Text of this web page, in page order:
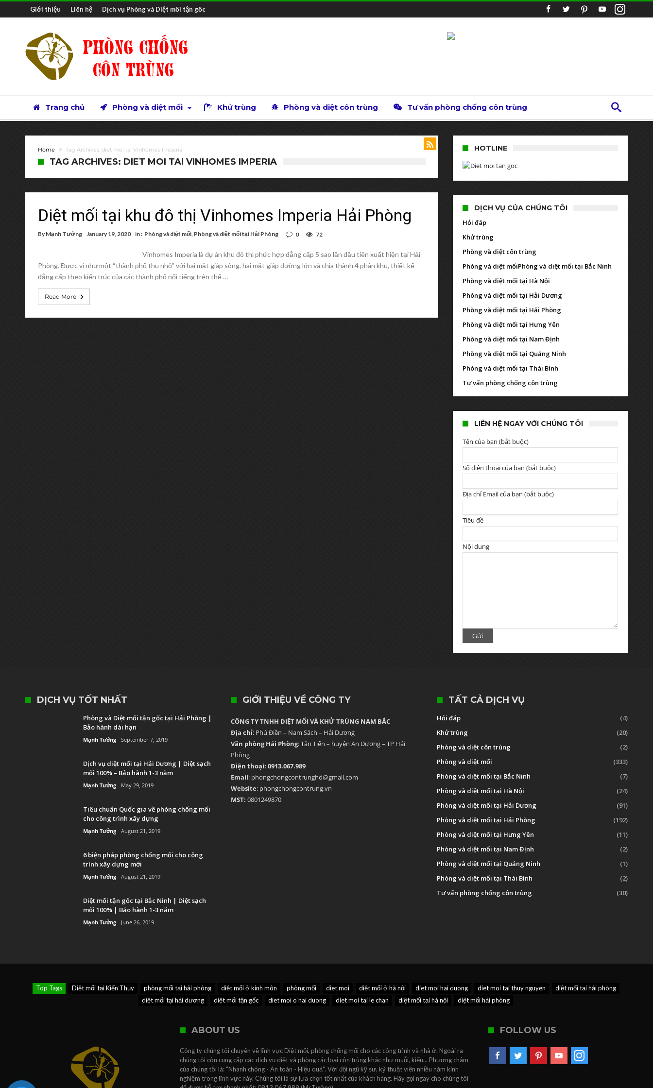
Giới thiệu Liên hệ Dịch vụ Phòng và Diệt mối tận gốc
Trang chủ Phòng và diệt mối Khử trùng Phòng và diệt côn trùng Tư vấn phòng chống côn trùng
Home Tag Archives: diet moi tai Vinhomes Imperia
TAG ARCHIVES: DIET MOI TAI VINHOMES IMPERIA
Diệt mối tại khu đô thị Vinhomes Imperia Hải Phòng
By Mạnh Tưởng January 19, 2020 in : Phòng và diệt mối, Phòng và diệt mối tại Hải Phòng 0 72
Vinhomes Imperia là dự án khu đô thị phức hợp đẳng cấp 5 sao lần đầu tiên xuất hiện tại Hải
Phòng. Được ví như một “thành phố thu nhỏ” với hai mặt giáp sông, hai mặt giáp đường lớn và chia thành 4 phân khu, thiết kế
đẳng cấp theo kiến trúc của các thành phố nổi tiếng trên thế …
Read More
HOTLINE
DỊCH VỤ CỦA CHÚNG TÔI
Hỏi đáp
Khử trùng
Phòng và diệt côn trùng
Phòng và diệt mốiPhòng và diệt mối tại Bắc Ninh
Phòng và diệt mối tại Hà Nội
Phòng và diệt mối tại Hải Dương
Phòng và diệt mối tại Hải Phòng
Phòng và diệt mối tại Hưng Yên
Phòng và diệt mối tại Nam Định
Phòng và diệt mối tại Quảng Ninh
Phòng và diệt mối tại Thái Bình
Tư vấn phòng chống côn trùng
LIÊN HỆ NGAY VỚI CHÚNG TÔI
Tên của bạn (bắt buộc)
Số điện thoại của bạn (bắt buộc)
Địa chỉ Email của bạn (bắt buộc)
Tiêu đề
Nội dung
DỊCH VỤ TỐT NHẤT
Phòng và Diệt mối tận gốc tại Hải Phòng |
Bảo hành dài hạn
Mạnh Tưởng September 7, 2019
Dịch vụ diệt mối tại Hải Dương | Diệt sạch
mối 100% – Bảo hành 1-3 năm
Mạnh Tưởng May 29, 2019
Tiêu chuẩn Quốc gia về phòng chống mối
cho công trình xây dựng
Mạnh Tưởng August 21, 2019
6 biện pháp phòng chống mối cho công
trình xây dựng mới
Mạnh Tưởng August 21, 2019
Diệt mối tận gốc tại Bắc Ninh | Diệt sạch
mối 100% | Bảo hành 1-3 năm
Mạnh Tưởng June 26, 2019
GIỚI THIỆU VỀ CÔNG TY
CÔNG TY TNHH DIỆT MỐI VÀ KHỬ TRÙNG NAM BẮC
Địa chỉ: Phú Điền – Nam Sách – Hải Dương
Văn phòng Hải Phòng: Tân Tiến – huyện An Dương – TP Hải
Phòng
Điện thoại: 0913.067.989
Email: phongchongcontrunghd@gmail.com
Website: phongchongcontrung.vn
MST: 0801249870
TẤT CẢ DỊCH VỤ
Hỏi đáp
(4)
Khử trùng
(20)
Phòng và diệt côn trùng
(2)
Phòng và diệt mối
(333)
Phòng và diệt mối tại Bắc Ninh
(7)
Phòng và diệt mối tại Hà Nội
(24)
Phòng và diệt mối tại Hải Dương
(91)
Phòng và diệt mối tại Hải Phòng
(192)
Phòng và diệt mối tại Hưng Yên
(11)
Phòng và diệt mối tại Nam Định
(2)
Phòng và diệt mối tại Quảng Ninh
(1)
Phòng và diệt mối tại Thái Bình
(2)
Tư vấn phòng chống côn trùng
(30)
Top Tags Diệt mối tại Kiến Thụy phòng mối tại hải phòng diệt mối ở kinh môn phòng mối diet moi diệt mối ở hà nội diet moi hai duong diet moi tai thuy nguyen
diệt mối tại hải phòng
diệt mối tại hải dương
diệt mối tận gốc diet moi o hai duong diet moi tai le chan diệt mối tại hà nội diệt mối hải phòng
ABOUT US
Công ty chúng tôi chuyên về lĩnh vực Diệt mối, phòng chống mối cho các công trình và nhà ở. Ngoài ra
chúng tôi còn cung cấp các dịch vụ diệt và phòng các loại côn trùng khác như muỗi, kiến... Phương châm
của chúng tôi là: "Nhanh chóng - An toàn - Hiệu quả". Với đội ngũ kỹ sư, kỹ thuật viên nhiều năm kinh
nghiệm trong lĩnh vực này. Chúng tôi là sự lựa chọn tốt nhất của khách hàng. Hãy gọi ngay cho chúng tôi
FOLLOW US